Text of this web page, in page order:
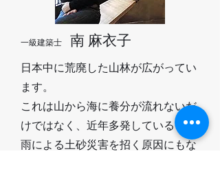
一級建築士 南 麻衣子
日本中に荒廃した山林が広がってい
ます。
これは山から海に養分が流れないだ
けではなく、近年多発している、豪
雨による土砂災害を招く原因にもな